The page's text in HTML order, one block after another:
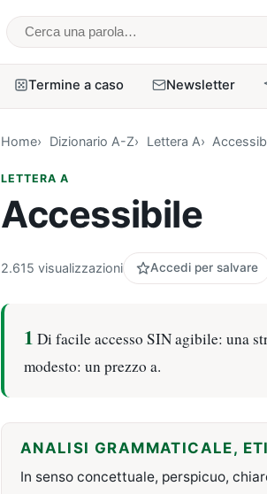
Cerca una parola
Termine a caso Newsletter
Home Dizionario A-Z Lettera A
LETTERA A
Accessibile
2.615 visualizzazioni Accedi per salvare
1 Di facile accesso SIN agibile: una
modesto: un prezzo a.
ANALISI GRAMMATICALE,
In senso concettuale, perspicuo,